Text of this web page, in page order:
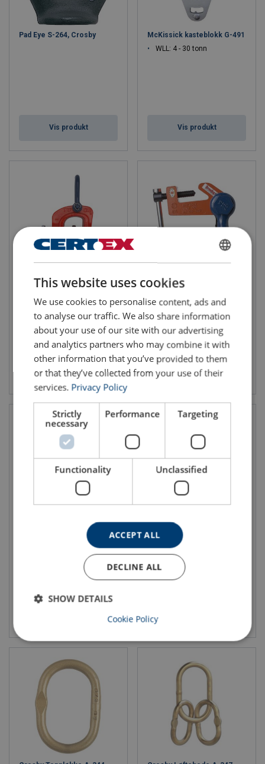
Pad Eye S-264, Crosby
Vis produkt
McKissick kasteblokk G-491
WLL: 4 - 30 tonn
Vis produkt
Skruklemme IPSC10,
Crosby
WLL: 1.5 - 3 tonn
Vis produkt
Plateklype IPBTO 10, Crosby
Vis produkt
Gravemaskinskrok Crosby
Lukket Spelter Socket
McKissick G-417, Crosby
ENGLISH
ENGLISH TRANSLATION
This website uses cookies
We use cookies to personalise content, ads and
to analyse our traffic. We also share information
about your use of our site with our advertising
and analytics partners who may combine it with
other information that you’ve provided to them
or that they’ve collected from your use of their
services. Privacy Policy
Strictly
necessary
Performance Targeting
Functionality Unclassified
ACCEPT ALL
DECLINE ALL
SHOW DETAILS
Cookie Policy